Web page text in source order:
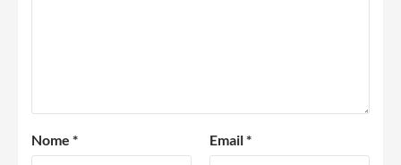
Nome * Email*